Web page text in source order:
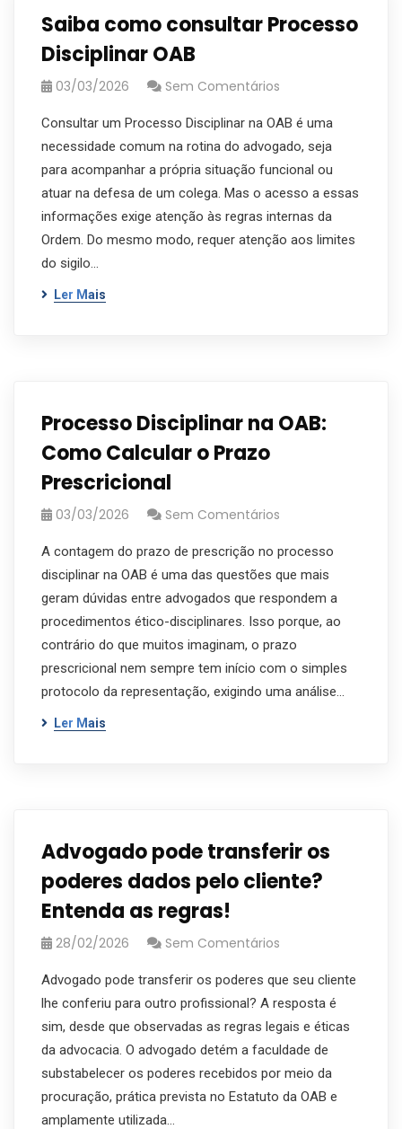
Saiba como consultar Processo
Disciplinar OAB
03/03/2026 Sem Comentários
Consultar um Processo Disciplinar na OAB é uma
necessidade comum na rotina do advogado, seja
para acompanhar a própria situação funcional ou
atuar na defesa de um colega. Mas o acesso a essas
informações exige atenção às regras internas da
Ordem. Do mesmo modo, requer atenção aos limites
do sigilo…
Ler Mais
Processo Disciplinar na OAB:
Como Calcular o Prazo
Prescricional
03/03/2026 Sem Comentários
A contagem do prazo de prescrição no processo
disciplinar na OAB é uma das questões que mais
geram dúvidas entre advogados que respondem a
procedimentos ético-disciplinares. Isso porque, ao
contrário do que muitos imaginam, o prazo
prescricional nem sempre tem início com o simples
protocolo da representação, exigindo uma análise…
Ler Mais
Advogado pode transferir os
poderes dados pelo cliente?
Entenda as regras!
28/02/2026 Sem Comentários
Advogado pode transferir os poderes que seu cliente
lhe conferiu para outro profissional? A resposta é
sim, desde que observadas as regras legais e éticas
da advocacia. O advogado detém a faculdade de
substabelecer os poderes recebidos por meio da
procuração, prática prevista no Estatuto da OAB e
amplamente utilizada…